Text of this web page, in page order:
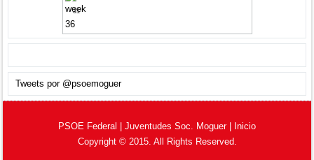
31
Tweets por @psoemoguer
PSOE Federal Juventudes Soc. Moguer|
Inicio
Copyright © 2015. All Rights Reserved.